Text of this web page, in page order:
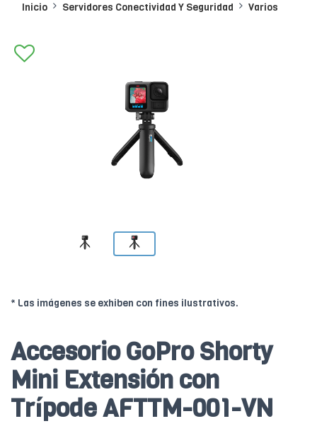
Inicio Servidores Conectividad Y Seguridad Varios
* Las imágenes se exhiben con fines ilustrativos.
Accesorio GoPro Shorty
Mini Extensión con
Trípode AFTTM-001-VN